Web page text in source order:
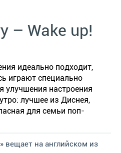
– Wake up!
идеально подходит,
играют специально
улучшения настроения
лучшее из Диснея,
для семьи поп-
вещает на английском из